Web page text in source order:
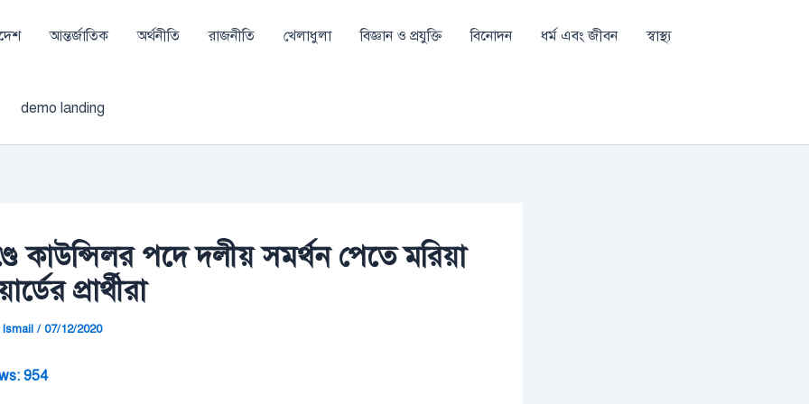
আন্তর্জাতিক অর্থনীতি রাজনীতি খেলাধুলা বিজ্ঞান ও প্রযুক্তি বিনোদন ধর্ম এবং জীবন স্বাস্থ্য
demo landing
কাউন্সিলর পদে দলীয় সমর্থন পেতে মরিয়া
প্রার্থীরা
/07/12/2020
954